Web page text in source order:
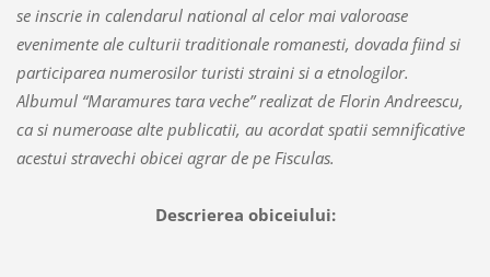
se inscrie in calendarul national al celor mai valoroase
evenimente ale culturii traditionale romanesti, dovada fiind si
participarea numerosilor turisti straini si a etnologilor.
Albumul “Maramures tara veche” realizat de Florin Andreescu,
ca si numeroase alte publicatii, au acordat spatii semnificative
acestui stravechi obicei agrar de pe Fisculas.
Descrierea obiceiului: